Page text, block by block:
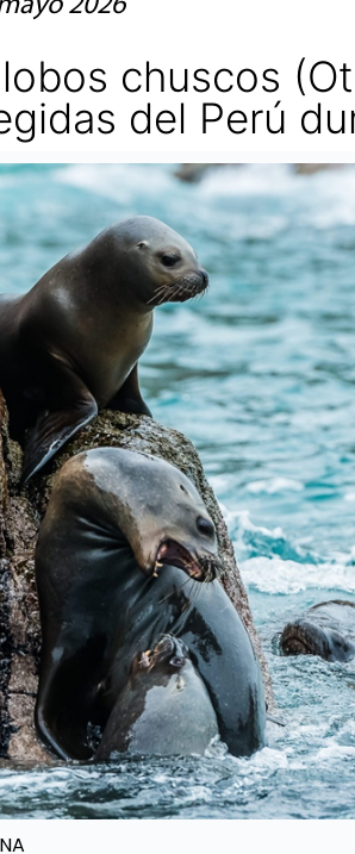
2026
chuscos
del Perú